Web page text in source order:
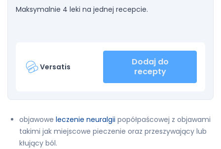
Maksymalnie 4 leki na jednej recepcie.
Versatis
Dodaj do
recepty
objawowe leczenie neuralgii popółpaścowej z objawami
takimi jak miejscowe pieczenie oraz przeszywający lub
kłujący ból.